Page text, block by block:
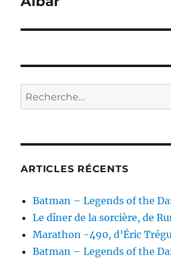
Recherche
pour :
ARTICLES RÉCENTS
Batman – Legends of the
Le dîner de la sorcière, de
Marathon -490, d’Éric
Batman – Legends of the